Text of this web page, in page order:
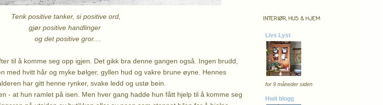
Tenk positive tanker, si positive ord,
gjør positive handlinger
og det positive gror....
til å komme seg opp igjen. Det gikk bra denne gangen også. Ingen brudd,
med hvitt hår og myke bølger, gyllen hud og vakre brune øyne. Hennes
har gitt henne rynker, svake ledd og ustø bein.
- at hun ramlet på isen. Men hver gang hadde hun fått hjelp til å komme seg
INTERIØR, HUS & HJEM
Livs Lyst
for 9 måneder siden
Hwit blogg